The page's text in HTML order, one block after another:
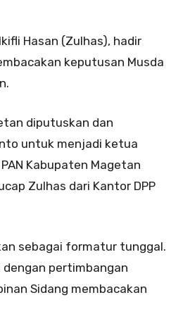
Hasan (Zulhas), hadir
keputusan Musda
diputuskan dan
untuk menjadi ketua
Kabupaten Magetan
Zulhas dari Kantor DPP
sebagai formatur tunggal.
dengan pertimbangan
Sidang membacakan